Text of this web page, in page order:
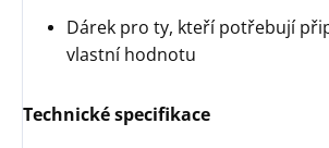
Dárek pro ty, kteří potřebují
vlastní hodnotu
Technické specifikace